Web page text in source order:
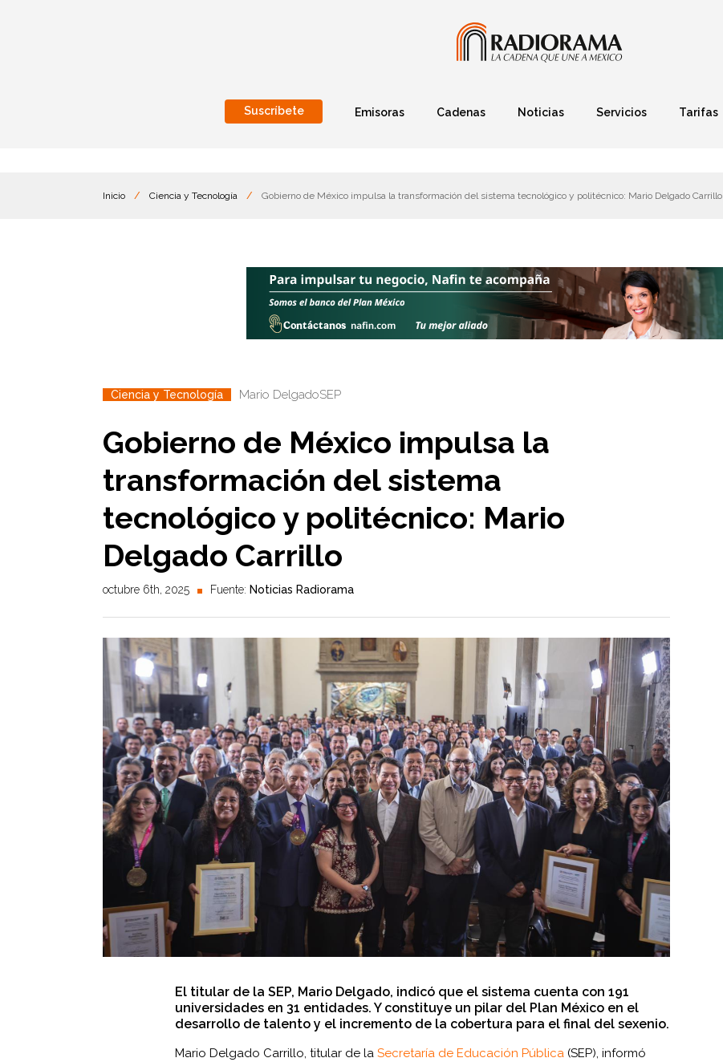
Suscríbete Emisoras Cadenas Noticias Servicios Tarifas
Inicio / Ciencia y Tecnología / Gobierno de México impulsa la transformación del sistema tecnológico y politécnico: Mario Delgado Carrillo
Ciencia y Tecnología Mario DelgadoSEP
Gobierno de México impulsa la
transformación del sistema
tecnológico y politécnico: Mario
Delgado Carrillo
octubre 6th, 2025 Fuente: Noticias Radiorama
El titular de la SEP, Mario Delgado, indicó que el sistema cuenta con 191
universidades en 31 entidades. Y constituye un pilar del Plan México en el
desarrollo de talento y el incremento de la cobertura para el final del sexenio.
Mario Delgado Carrillo, titular de la Secretaría de Educación Pública (SEP), informó